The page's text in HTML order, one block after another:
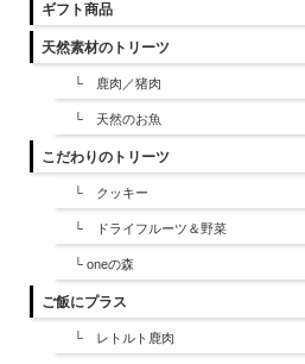
ギフト商品
天然素材のトリーツ
└ 鹿肉／猪肉
└ 天然のお魚
こだわりのトリーツ
└ クッキー
└ ドライフルーツ＆野菜
└ oneの森
ご飯にプラス
└ レトルト鹿肉